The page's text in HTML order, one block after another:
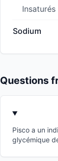
Insaturés
Sodium
Questions
Pisco a un
glycémique